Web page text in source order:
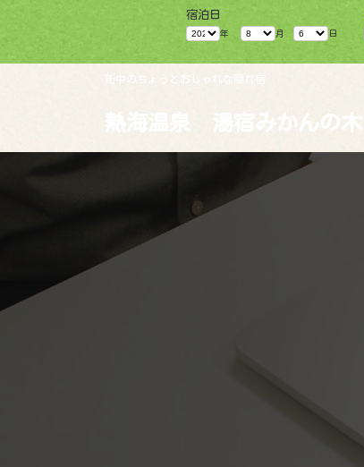
テ
ツ
ゲ
シ
宿泊日
年 月 日
街中のちょっとおしゃれな隠れ宿
熱海温泉 湯宿みかんの木